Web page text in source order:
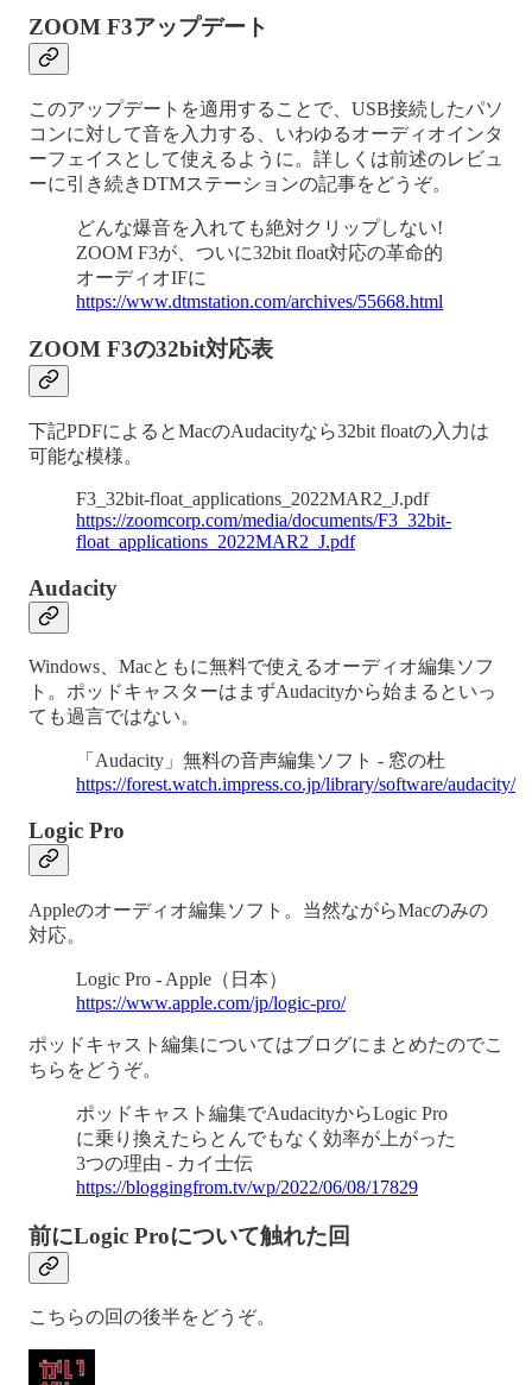
ZOOM F3アップデート
このアップデートを適用することで、USB接続したパソ
コンに対して音を入力する、いわゆるオーディオインタ
ーフェイスとして使えるように。詳しくは前述のレビュ
ーに引き続きDTMステーションの記事をどうぞ。
どんな爆音を入れても絶対クリップしない!
ZOOM F3が、ついに32bit float対応の革命的
オーディオIFに
https://www.dtmstation.com/archives/55668.html
ZOOM F3の32bit対応表
下記PDFによるとMacのAudacityなら32bit floatの入力は
可能な模様。
F3_32bit-float_applications_2022MAR2_J.pdf
https://zoomcorp.com/media/documents/F3_32bit-
float_applications_2022MAR2_J.pdf
Audacity
Windows、Macともに無料で使えるオーディオ編集ソフ
ト。ポッドキャスターはまずAudacityから始まるといっ
ても過言ではない。
「Audacity」無料の音声編集ソフト - 窓の杜
https://forest.watch.impress.co.jp/library/software/audacity/
Logic Pro
Appleのオーディオ編集ソフト。当然ながらMacのみの
対応。
Logic Pro - Apple（日本）
https://www.apple.com/jp/logic-pro/
ポッドキャスト編集についてはブログにまとめたのでこ
ちらをどうぞ。
ポッドキャスト編集でAudacityからLogic Pro
に乗り換えたらとんでもなく効率が上がった
3つの理由 - カイ士伝
https://bloggingfrom.tv/wp/2022/06/08/17829
前にLogic Proについて触れた回
こちらの回の後半をどうぞ。